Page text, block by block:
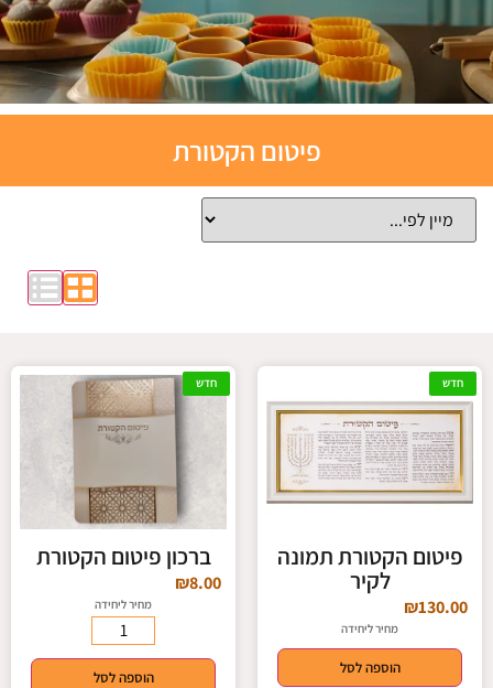
תבניות
אפייה
סיליקון
פיטום הקטורת
חדש
פיטום הקטורת תמונה
לקיר
₪130.00
מחיר ליחידה
הוספה לסל
חדש
ברכון פיטום הקטורת
₪8.00
מחיר ליחידה
הוספה לסל